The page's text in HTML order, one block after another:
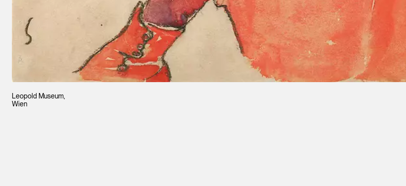
Leopold Museum,
Wien